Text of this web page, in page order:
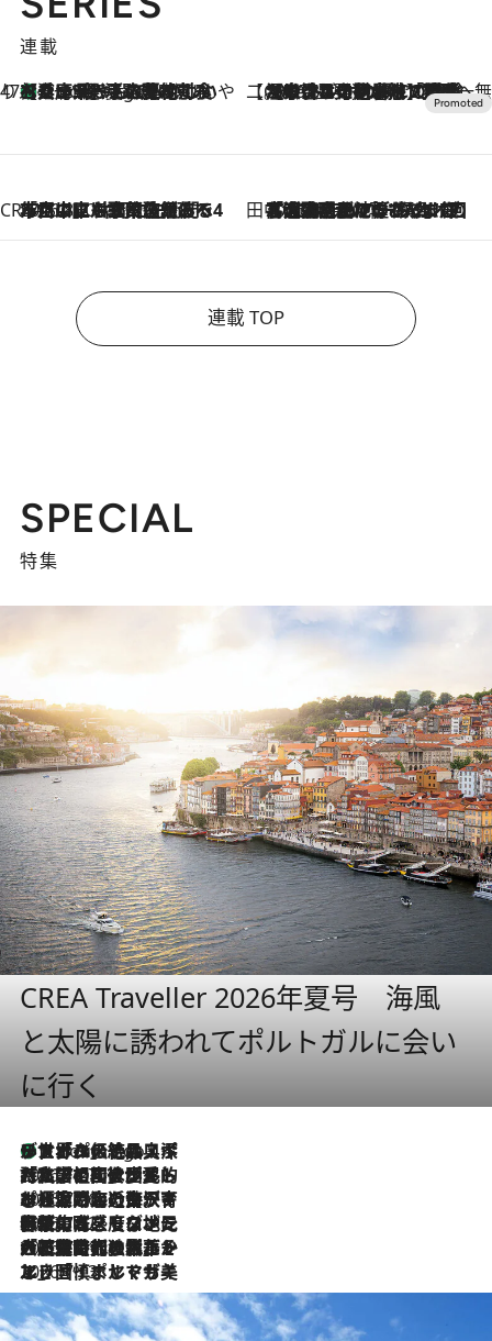
連載
47都道府県の手みやげ ひんやりスイーツで夏を満喫
4 Hours Ago
【兵庫県】この夏絶対食べたい 冷やしておいしいおやつ3選 淡路島の恵みをジェラートに集約 【CREA×星野リゾート】唯一無二。癒しと発見が待つ場所へ
2026.8.7
【トンボの足水浴】ヒノキの香りに包まれて涼感マックス！約13℃の湧水かけ流しを避暑地「星野温泉 トンボの湯」で体験
CREA'S CHOICE
2026.8.7
「立川にも歌舞伎があるんだよ」 片岡仁左衛門・市川中車ら豪華座組みで4年目の立川立飛歌舞伎へ 田中稲の勝手に再ブーム
2026.8.7
「湘南乃風に憧れて」観客大盛上がりの“タオル回し”に、ラッパー顔負けの高速歌唱まで…さだまさし（74）のアグレッシブすぎる現在地
連載 TOP
SPECIAL
特集
CREA Traveller 2026年夏号 海風
と太陽に誘われてポルトガルに会い
に行く
4 Hours Ago
リスボンの絶品スイーツ「パステル・デ・ナタ」とは？ポルトガル伝統の奥深い世界へ
2026.7.27
「私の祖国はポルトガル語です」国民的詩人フェルナンド・ペソアと、彼が愛した文学の街を歩く
2026.7.26
ポルトガル近海が育む極上の海の幸。キリリと冷えた白ワインと愉しむ、シーフード専門店の贅沢
2026.7.22
伝統の味をモダンに昇華。高感度な地元客が集う、リスボンの最旬ガストロノミー
2026.7.21
大航海時代の栄華から、震災、独裁、そして革命へ。ポルトガル・首都リスボンの石畳に刻まれた「歴史の光と影」
2026.7.13
エッセイ・ヤマザキマリ「慎ましくも美しき国 ポルトガル」